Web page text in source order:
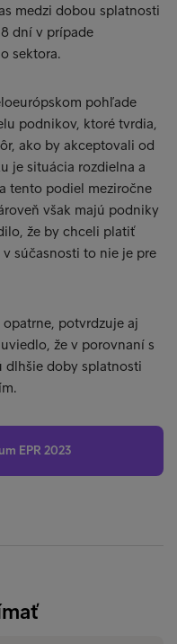
medzi dobou splatnosti
dní v prípade
sektora.
pohľade
podnikov, ktoré tvrdia,
ako by akceptovali od
je situácia rozdielna a
tento podiel meziročne
však majú podniky
že by chceli platiť
súčasnosti to nie je pre
potvrdzuje aj
že v porovnaní s
dlhšie doby splatnosti
EPR 2023